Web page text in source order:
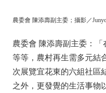
農委會 陳添壽副主委；攝影／
農委會 陳添壽副主委：
等等，農村再生需多元結
次展覽宜花東的六組社區
之外，更發覺的生活事物